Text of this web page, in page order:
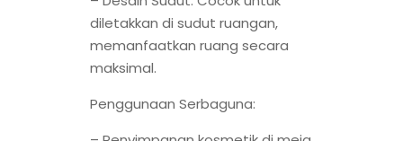
diletakkan di sudut ruangan,
memanfaatkan ruang secara
maksimal.
Penggunaan Serbaguna: